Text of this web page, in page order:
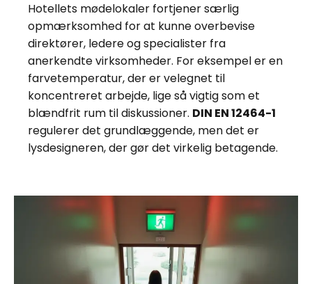
Hotellets mødelokaler fortjener særlig
opmærksomhed for at kunne overbevise
direktører, ledere og specialister fra
anerkendte virksomheder. For eksempel er en
farvetemperatur, der er velegnet til
koncentreret arbejde, lige så vigtig som et
blændfrit rum til diskussioner. DIN EN 12464-1
regulerer det grundlæggende, men det er
lysdesigneren, der gør det virkelig betagende.